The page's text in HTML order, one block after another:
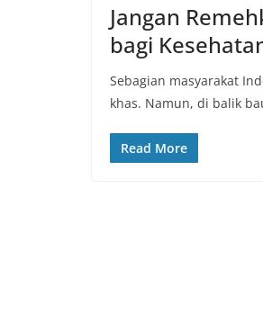
Jangan
bagi
Sebagian masyarakat
khas. Namun, di balik
Read More